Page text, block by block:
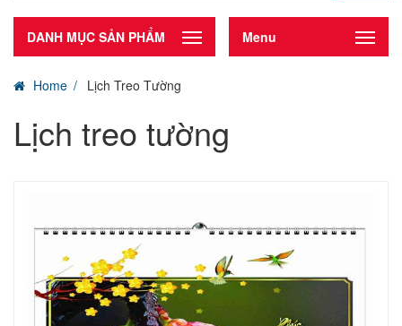
DANH MỤC SẢN PHẨM Menu
Home Lịch Treo Tường
Lịch treo tường